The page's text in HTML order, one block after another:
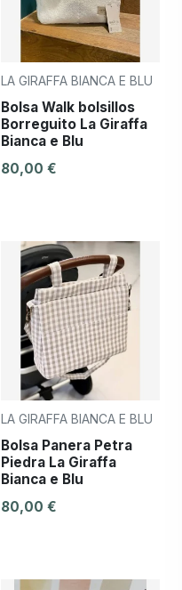
LA GIRAFFA BIANCA E BLU
Bolsa Walk bolsillos
Borreguito La Giraffa
Bianca e Blu
80,00 €
LA GIRAFFA BIANCA E BLU
Bolsa Panera Petra
Piedra La Giraffa
Bianca e Blu
80,00 €